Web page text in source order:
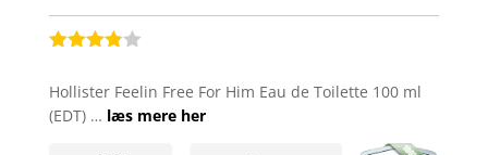
ud af 5
baseret
Hollister Feelin Free For Him Eau de Toilette 100 ml
(EDT) … læs mere her